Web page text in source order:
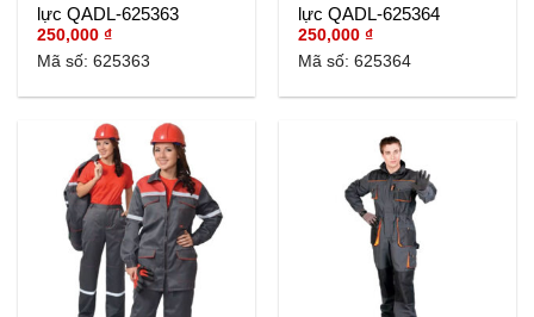
lực QADL-625363
250,000₫
Mã số: 625363
lực QADL-625364
250,000₫
Mã số: 625364